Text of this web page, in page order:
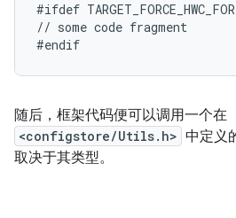
#ifdef
// some code fragment
随后，框架代码便可以调用一个在
<configstore/Utils.h> 中定义
取决于其类型。